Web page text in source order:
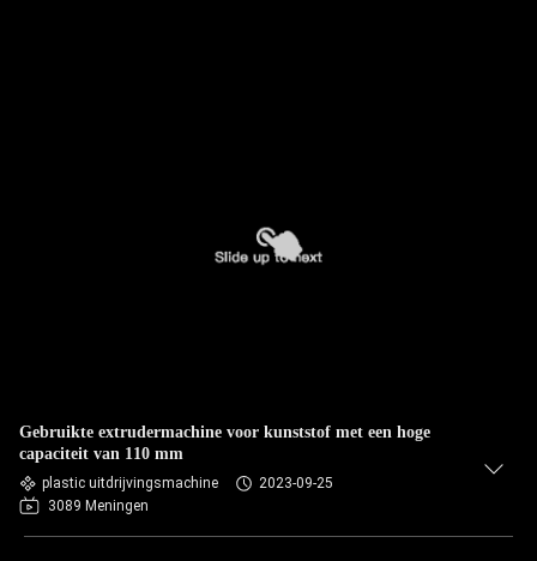
Gebruikte extrudermachine voor kunststof met een hoge
capaciteit van 110 mm
plastic uitdrijvingsmachine
2023-09-25
3089 Meningen